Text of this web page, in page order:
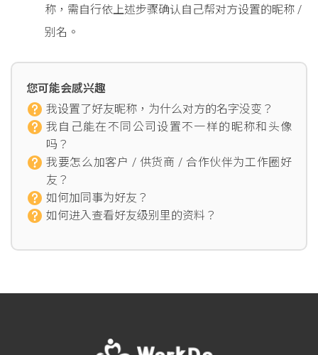
称，需自行依上述步骤确认自己帮对方设置的昵称 /
别名。
您可能会感兴趣
我设置了好友昵称，为什么对方的名字没变？
我自己能在不同公司设置不一样的昵称和头像
吗？
我要怎么加客户 / 供货商 / 合作伙伴为工作圈好
友？
如何加同事为好友？
如何进入查看好友级别里的资料？